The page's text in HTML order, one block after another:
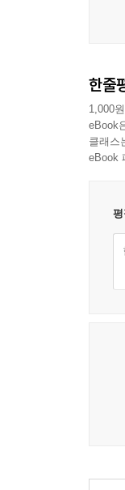
한줄
1,000
eBook
클래스
eBook
평